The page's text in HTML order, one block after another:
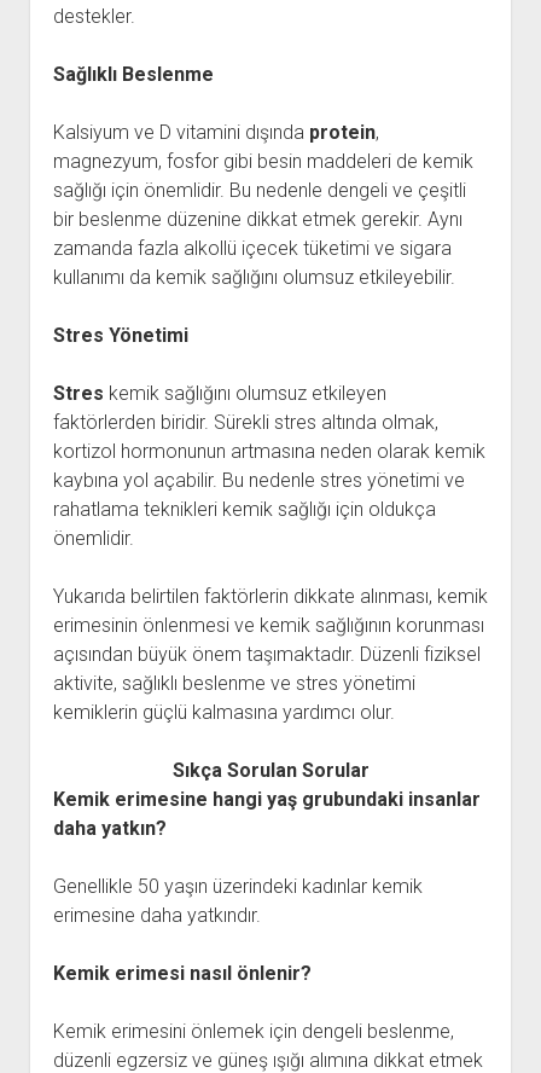
destekler.
Sağlıklı Beslenme
Kalsiyum ve D vitamini dışında protein,
magnezyum, fosfor gibi besin maddeleri de kemik
sağlığı için önemlidir. Bu nedenle dengeli ve çeşitli
bir beslenme düzenine dikkat etmek gerekir. Aynı
zamanda fazla alkollü içecek tüketimi ve sigara
kullanımı da kemik sağlığını olumsuz etkileyebilir.
Stres Yönetimi
Stres kemik sağlığını olumsuz etkileyen
faktörlerden biridir. Sürekli stres altında olmak,
kortizol hormonunun artmasına neden olarak kemik
kaybına yol açabilir. Bu nedenle stres yönetimi ve
rahatlama teknikleri kemik sağlığı için oldukça
önemlidir.
Yukarıda belirtilen faktörlerin dikkate alınması, kemik
erimesinin önlenmesi ve kemik sağlığının korunması
açısından büyük önem taşımaktadır. Düzenli fiziksel
aktivite, sağlıklı beslenme ve stres yönetimi
kemiklerin güçlü kalmasına yardımcı olur.
Sıkça Sorulan Sorular
Kemik erimesine hangi yaş grubundaki insanlar
daha yatkın?
Genellikle 50 yaşın üzerindeki kadınlar kemik
erimesine daha yatkındır.
Kemik erimesi nasıl önlenir?
Kemik erimesini önlemek için dengeli beslenme,
düzenli egzersiz ve güneş ışığı alımına dikkat etmek